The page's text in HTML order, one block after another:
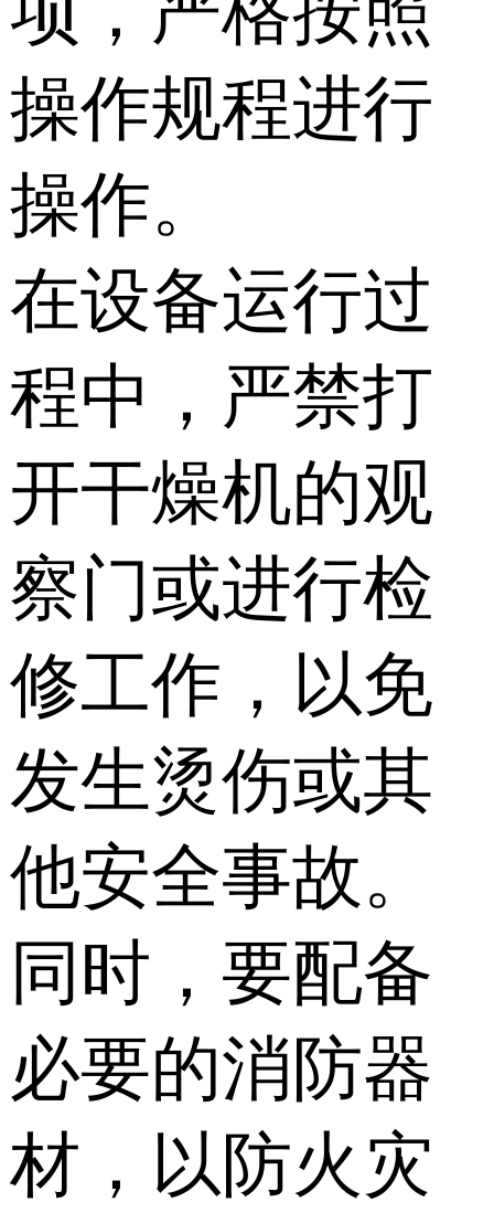
操作规程进行
操作。
在设备运行过
程中，严禁打
开干燥机的观
察门或进行检
修工作，以免
发生烫伤或其
他安全事故。
同时，要配备
必要的消防器
材，以防火灾